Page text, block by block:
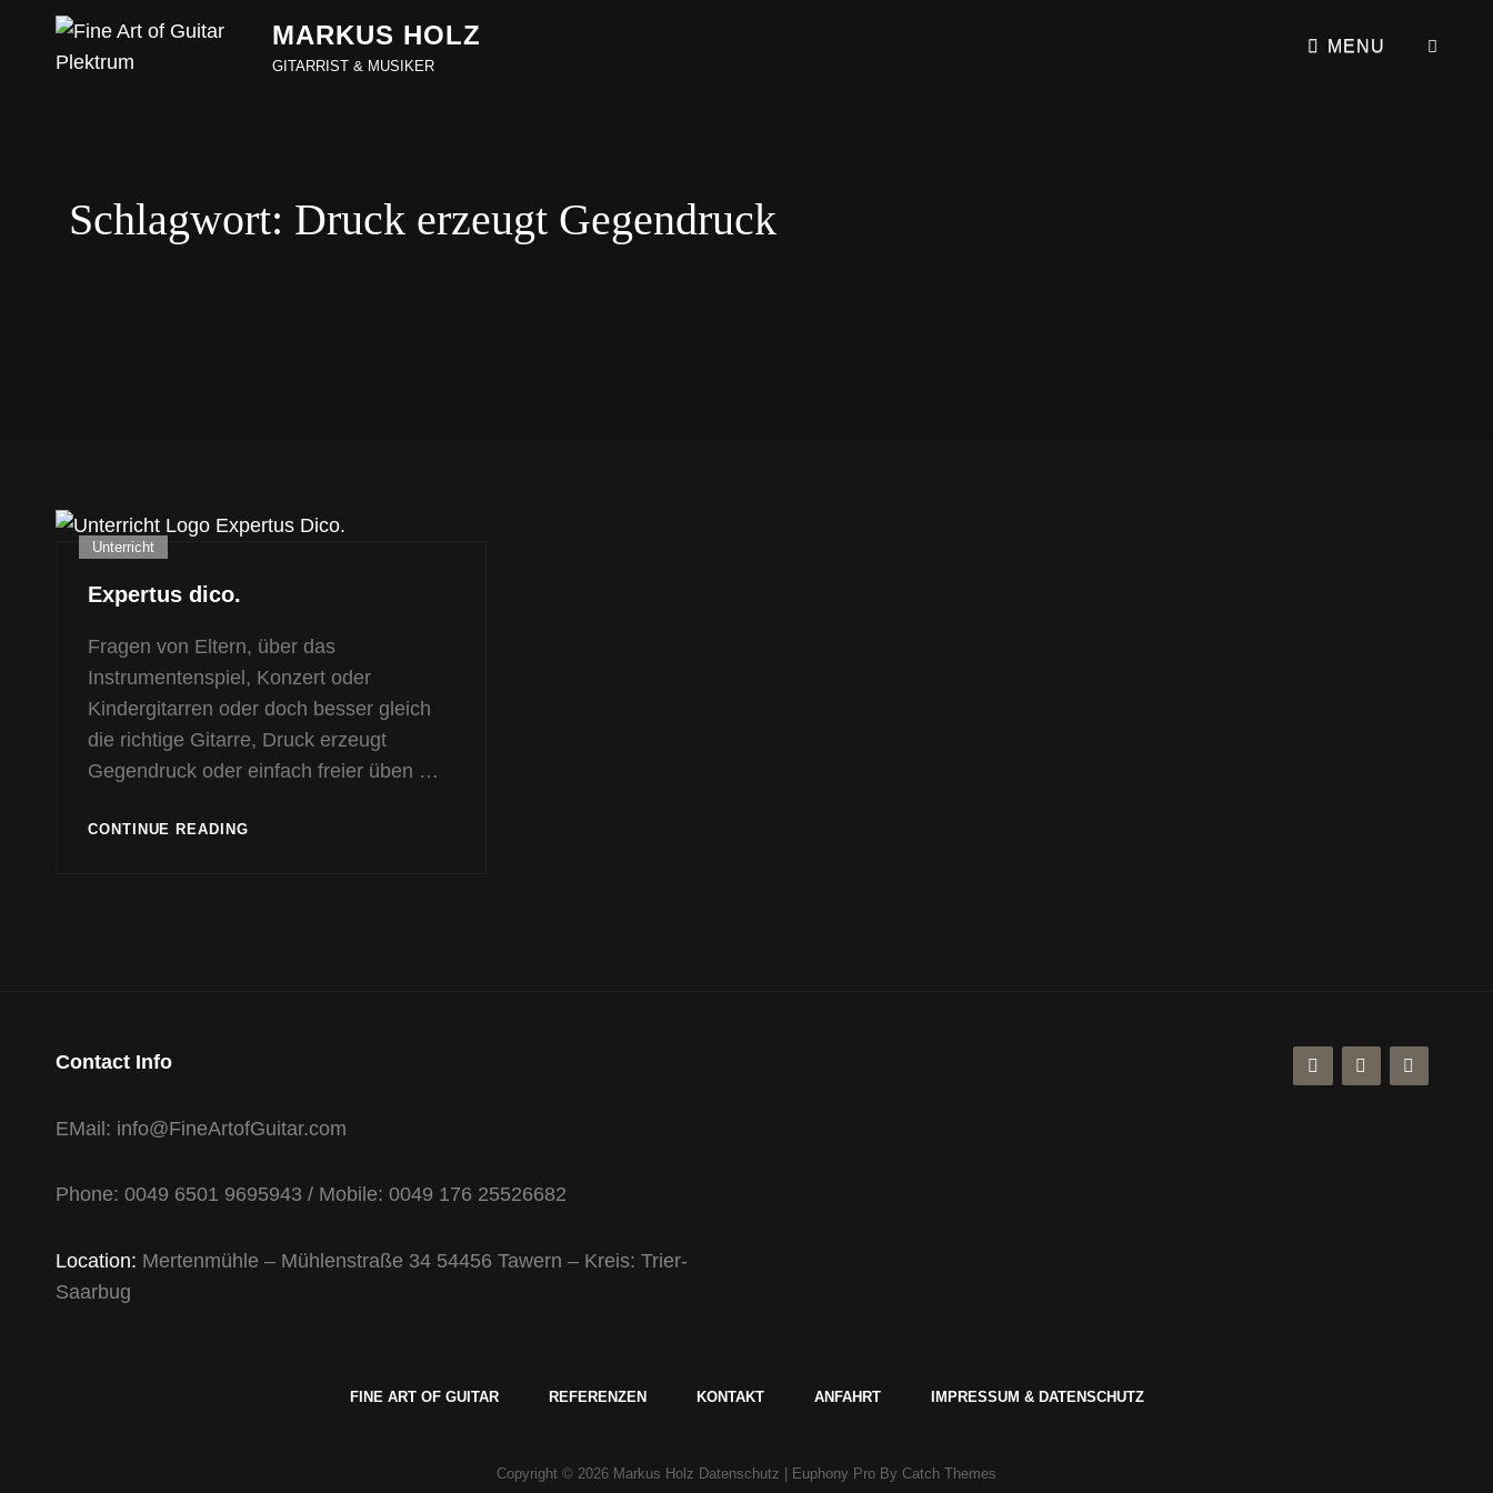
MARKUS HOLZ
GITARRIST & MUSIKER
MENU
Schlagwort: Druck erzeugt Gegendruck
CatUnterricht
Expertus dico.
Fragen von Eltern, über das
Instrumentenspiel, Konzert oder
Kindergitarren oder doch besser gleich
die richtige Gitarre, Druck erzeugt
Gegendruck oder einfach freier üben …
CONTINUE READINGEXPERTUS
Contact Info
EMail: info@FineArtofGuitar.com
Phone: 0049 6501 9695943 / Mobile: 0049 176 25526682
Location: Mertenmühle – Mühlenstraße 34 54456 Tawern – Kreis: Trier-
Saarbug
FINE ART OF GUITAR REFERENZEN KONTAKT ANFAHRT IMPRESSUM & DATENSCHUTZ
Copyright © 2026 Markus Holz Datenschutz | Euphony Pro By Catch Themes